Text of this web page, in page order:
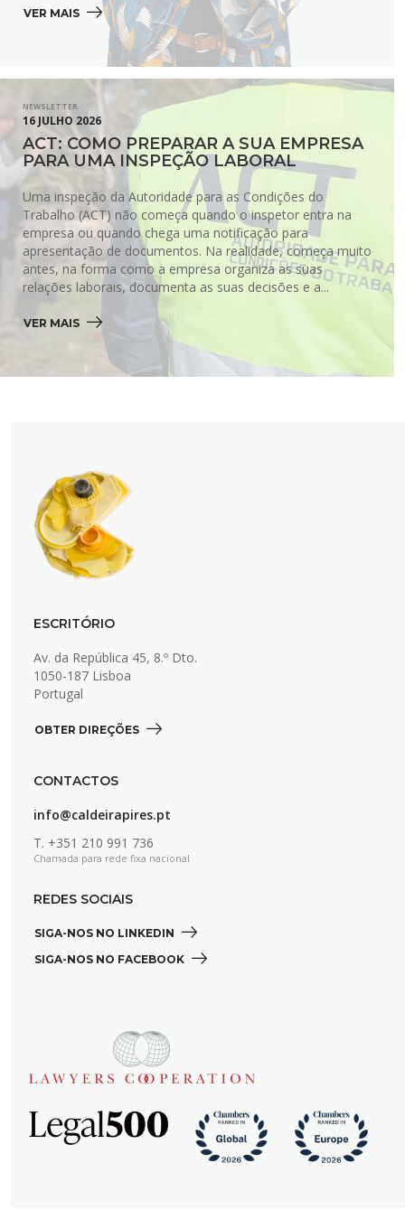
VER MAIS
NEWSLETTER
16 JULHO 2026
ACT: COMO PREPARAR A SUA EMPRESA
PARA UMA INSPEÇÃO LABORAL
Uma inspeção da Autoridade para as Condições do
Trabalho (ACT) não começa quando o inspetor entra na
empresa ou quando chega uma notificação para
apresentação de documentos. Na realidade, começa muito
antes, na forma como a empresa organiza as suas
relações laborais, documenta as suas decisões e a...
VER MAIS
ESCRITÓRIO
Av. da República 45, 8.º Dto.
1050-187 Lisboa
Portugal
OBTER DIREÇÕES
CONTACTOS
info@caldeirapires.pt
T. +351 210 991 736
Chamada para rede fixa nacional
REDES SOCIAIS
SIGA-NOS NO LINKEDIN
SIGA-NOS NO FACEBOOK